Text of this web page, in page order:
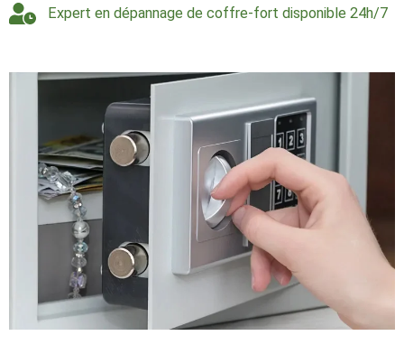
Expert en dépannage de coffre-fort disponible 24h/7